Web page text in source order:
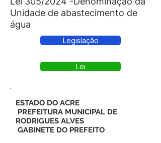
Unidade de abastecimento de
água
Legislação
Lei
ESTADO DO ACRE
PREFEITURA MUNICIPAL DE
RODRIGUES ALVES
GABINETE DO PREFEITO